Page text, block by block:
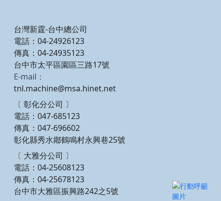
台灣新霆-台中總公司
電話：04-24926123
傳真：04-24935123
台中市太平區園區三路17號
E-mail：
tnl.machine@msa.hinet.net
〔 彰化分公司 〕
電話：047-685123
傳真：047-696602
彰化縣秀水鄕鶴鳴村永興巷25號
〔 大雅分公司 〕
電話：04-25608123
傳真：04-25678123
台中市大雅區振興路242之5號